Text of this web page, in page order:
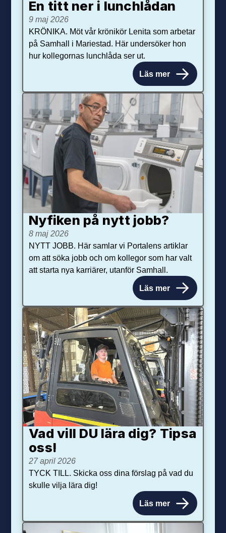
En titt ner i lunchlådan
9 maj 2026
KRÖNIKA. Möt vår krönikör Lenita som arbetar
på Samhall i Mariestad. Här undersöker hon
hur kollegornas lunchlåda ser ut.
Läs mer
Nyfiken på nytt jobb?
8 maj 2026
NYTT JOBB. Här samlar vi Portalens artiklar
om att söka jobb och om kollegor som har valt
att starta nya karriärer, utanför Samhall.
Läs mer
Vad vill DU lära dig? Tipsa
oss!
27 april 2026
TYCK TILL. Skicka oss dina förslag på vad du
skulle vilja lära dig!
Läs mer